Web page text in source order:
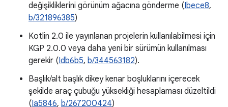
değişikliklerini görünüm ağacına gönderme (Ibece8,
b/321896385)
Kotlin 2.0 ile yayınlanan projelerin kullanılabilmesi için
KGP 2.0.0 veya daha yeni bir sürümün kullanılması
gerekir (Idb6b5, b/344563182).
Başlık/alt başlık dikey kenar boşluklarını içerecek
şekilde araç çubuğu yüksekliği hesaplaması düzeltildi
(Ia5846, b/267200424)